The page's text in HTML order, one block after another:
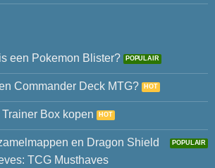
een Pokemon Blister?
Commander Deck MTG?
Box kopen
en Dragon Shield
TCG Musthaves